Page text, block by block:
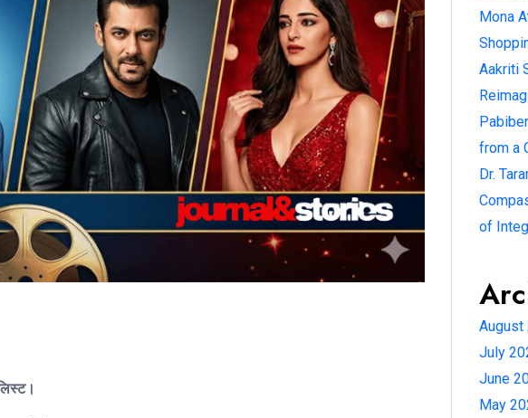
Mona
Aakriti
from a
Dr.
of
August
July
June
May